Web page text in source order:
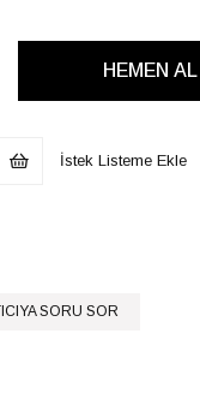
İstek Listeme Ekle
SORU SOR